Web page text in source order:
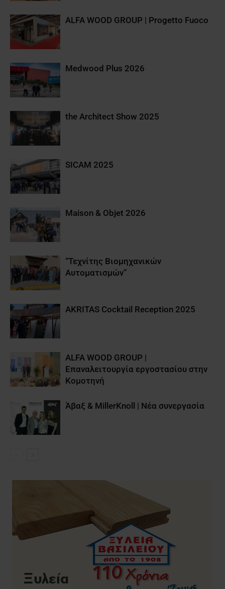
ALFA WOOD GROUP | Progetto Fuoco
Medwood Plus 2026
the Architect Show 2025
SICAM 2025
Maison & Objet 2026
“Τεχνίτης Βιομηχανικών
Αυτοματισμών”
AKRITAS Cocktail Reception 2025
ALFA WOOD GROUP |
Επαναλειτουργία εργοστασίου στην
Κομοτηνή
Άβαξ & MillerKnoll | Νέα συνεργασία